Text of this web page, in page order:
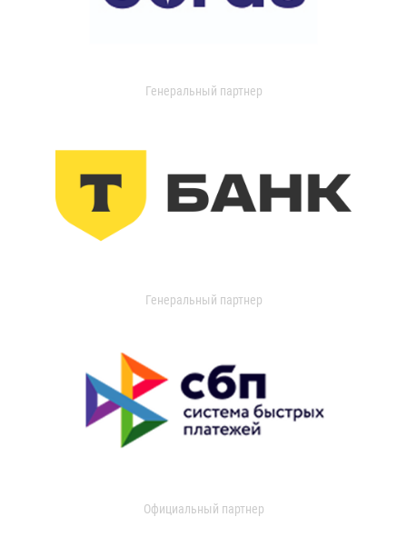
Генеральный партнер
Генеральный партнер
Официальный партнер